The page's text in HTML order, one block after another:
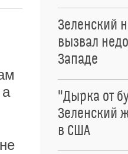
Зеленский
вызвал
Западе
"Дырка от
Зеленский
в США